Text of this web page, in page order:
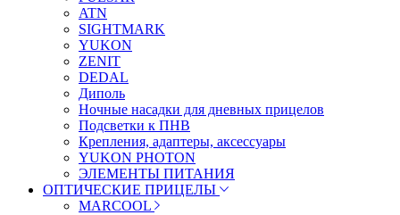
ATN
SIGHTMARK
YUKON
ZENIT
DEDAL
Диполь
Ночные насадки для дневных прицелов
Подсветки к ПНВ
Крепления, адаптеры, аксессуары
YUKON PHOTON
ЭЛЕМЕНТЫ ПИТАНИЯ
ОПТИЧЕСКИЕ ПРИЦЕЛЫ
MARCOOL